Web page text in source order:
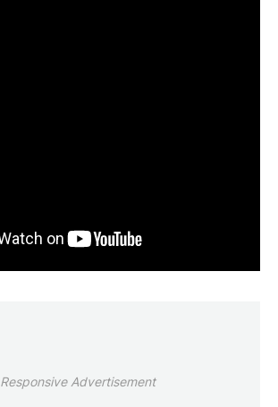
Responsive Advertisement